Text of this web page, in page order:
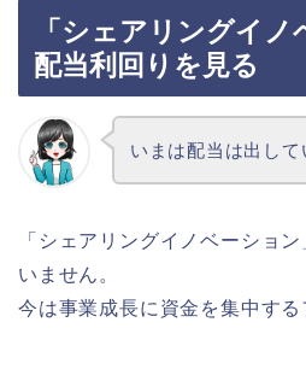
「シェアリングイ
配当利回りを見る
いまは配当は出して
「シェアリングイノベーショ
いません。
今は事業成長に資金を集中する